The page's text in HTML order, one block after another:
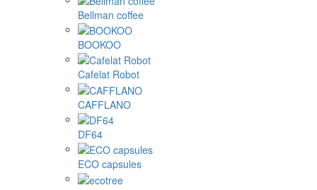
Bellman coffee
BOOKOO
Cafelat Robot
CAFFLANO
DF64
ECO capsules